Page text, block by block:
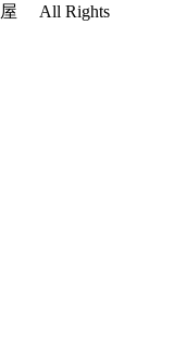
屋 All Rights